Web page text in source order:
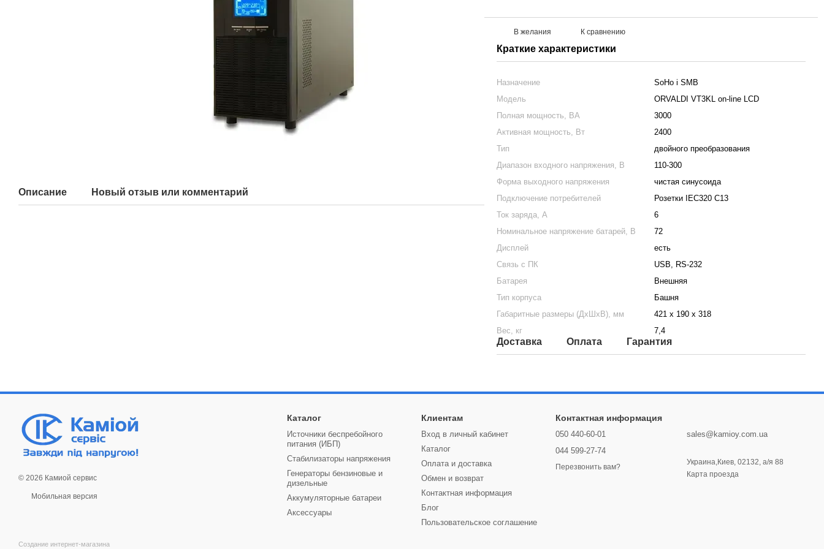
Описание Новый отзыв или комментарий
В желания К сравнению
Краткие характеристики
Назначение
SoHo і SMB
Модель
ORVALDI VT3KL on-line LCD
Полная мощность, ВА
3000
Активная мощность, Вт
2400
Тип
двойного преобразования
Диапазон входного напряжения, В
110-300
Форма выходного напряжения
чистая синусоида
Подключение потребителей
Розетки IEC320 C13
Ток заряда, А
6
Номинальное напряжение батарей, В
72
Дисплей
есть
Связь с ПК
USB, RS-232
Батарея
Внешняя
Тип корпуса
Башня
Габаритные размеры (ДхШхВ), мм
421 x 190 x 318
Вес, кг
7,4
Доставка Оплата Гарантия
© 2026 Камиой сервис
Мобильная версия
Создание интернет-магазина
Каталог
Источники беспребойного
питания (ИБП)
Стабилизаторы напряжения
Генераторы бензиновые и
дизельные
Аккумуляторные батареи
Аксессуары
Клиентам
Вход в личный кабинет
Каталог
Оплата и доставка
Обмен и возврат
Контактная информация
Блог
Пользовательское соглашение
Контактная информация
050 440-60-01
044 599-27-74
Перезвонить вам?
sales@kamioy.com.ua
Украина,Киев, 02132, а/я 88
Карта проезда